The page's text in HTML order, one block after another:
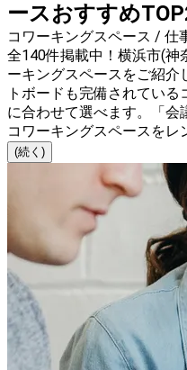
ースおすすめ
コワーキングスペース / 仕
全140件掲載中！横浜市(神
ーキングスペースをご紹介
トボードも完備されてい
に合わせて選べます。「会
コワーキングスペースをレ
(続く)